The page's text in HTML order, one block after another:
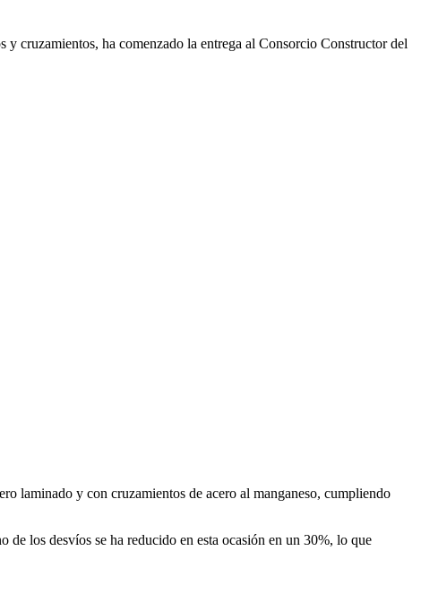
cruzamientos, ha comenzado la entrega al Consorcio Constructor del
laminado y con cruzamientos de acero al manganeso, cumpliendo
de los desvíos se ha reducido en esta ocasión en un 30%, lo que